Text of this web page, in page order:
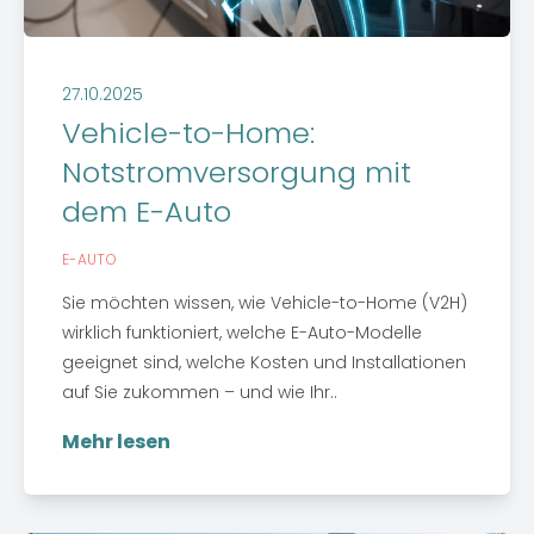
27.10.2025
Vehicle-to-Home:
Notstromversorgung mit
dem E-Auto
E-AUTO
Sie möchten wissen, wie Vehicle-to-Home (V2H)
wirklich funktioniert, welche E-Auto-Modelle
geeignet sind, welche Kosten und Installationen
auf Sie zukommen – und wie Ihr..
Mehr lesen